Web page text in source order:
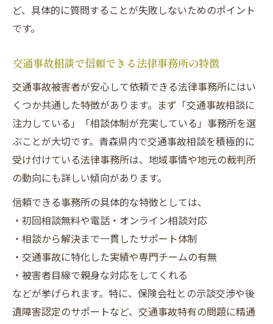
性
ど、具体的に質問することが失敗しないためのポイント
です。
交通事故相談で信頼できる法律事務所の特徴
交通事故被害者が安心して依頼できる法律事務所にはい
くつか共通した特徴があります。まず「交通事故相談に
注力している」「相談体制が充実している」事務所を選
ぶことが大切です。青森県内で交通事故相談を積極的に
受け付けている法律事務所は、地域事情や地元の裁判所
の動向にも詳しい傾向があります。
信頼できる事務所の具体的な特徴としては、
・初回相談無料や電話・オンライン相談対応
・相談から解決まで一貫したサポート体制
・交通事故に特化した実績や専門チームの有無
・被害者目線で親身な対応をしてくれる
などが挙げられます。特に、保険会社との示談交渉や後
遺障害認定のサポートなど、交通事故特有の問題に精通